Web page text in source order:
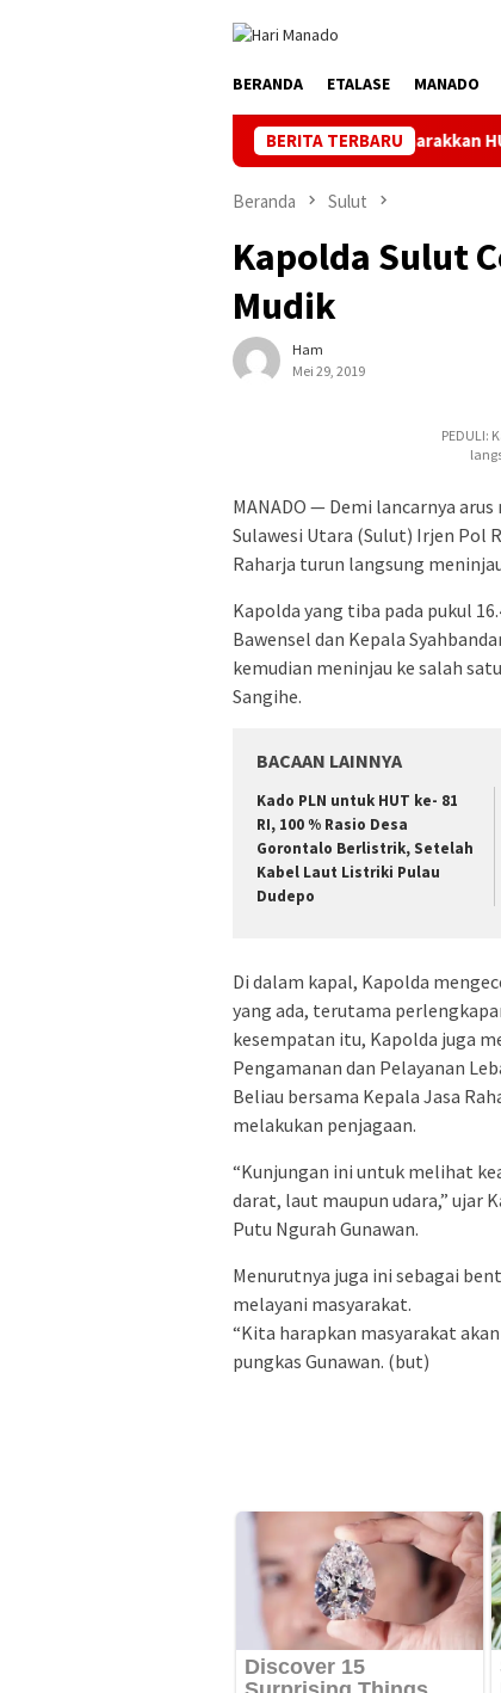
BERANDA ETALASE MANADO
BERITA TERBARU
Semarakkan HUT ke 81 RI,
Beranda Sulut
Kapolda Sulut
Mudik
Ham
Mei 29, 2019
PEDULI:
MANADO — Demi lancarnya
Sulawesi Utara (Sulut) Irjen Pol
Raharja turun langsung
Kapolda yang tiba pada pukul
Bawensel dan Kepala
kemudian meninjau ke salah
Sangihe.
BACAAN LAINNYA
Kado PLN untuk HUT ke- 81
RI, 100 % Rasio Desa
Gorontalo Berlistrik, Setelah
Kabel Laut Listriki Pulau
Dudepo
Di dalam kapal, Kapolda
yang ada, terutama
kesempatan itu, Kapolda juga
Pengamanan dan Pelayanan
Beliau bersama Kepala Jasa
melakukan penjagaan.
“Kunjungan ini untuk melihat
darat, laut maupun udara,” ujar
Putu Ngurah Gunawan.
Menurutnya juga ini sebagai
melayani masyarakat.
“Kita harapkan masyarakat
pungkas Gunawan. (but)